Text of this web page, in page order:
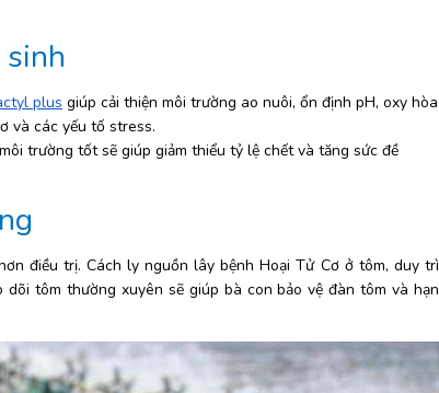
plus giúp cải thiện môi trường ao nuôi, ổn định pH, oxy hòa
và các yếu tố stress.
trường tốt sẽ giúp giảm thiểu tỷ lệ chết và tăng sức đề
điều trị. Cách ly nguồn lây bệnh Hoại Tử Cơ ở tôm, duy trì
tôm thường xuyên sẽ giúp bà con bảo vệ đàn tôm và hạn